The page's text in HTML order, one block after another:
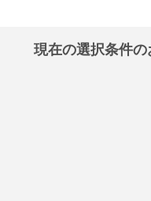
現在の選択条件